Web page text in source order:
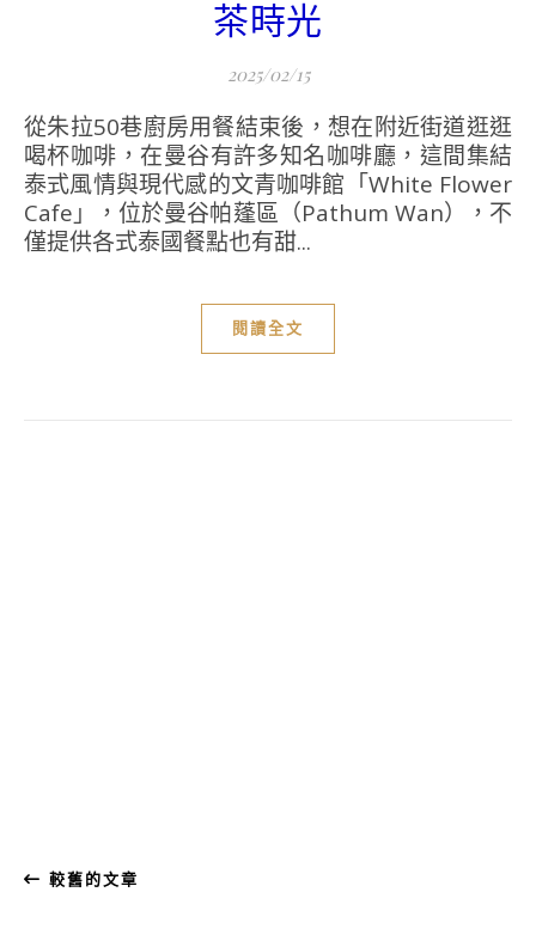
茶時光
2025/02/15
從朱拉50巷廚房用餐結束後，想在附近街道逛逛
喝杯咖啡，在曼谷有許多知名咖啡廳，這間集結
泰式風情與現代感的文青咖啡館「White Flower
Cafe」，位於曼谷帕蓬區（Pathum Wan），不
僅提供各式泰國餐點也有甜...
閱讀全文
較舊的文章